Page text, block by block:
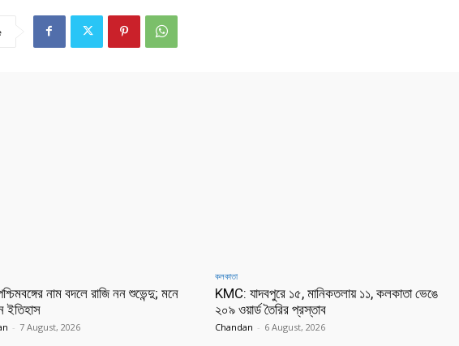
নাম বদলে রাজি নন শুভেন্দু; মনে
ইতিহাস
- 7 August, 2026
কলকাতা
KMC: যাদবপুরে ১৫, মানিকতলায় ১১, কলকাতা ভেঙে
২০৯ ওয়ার্ড তৈরির প্রস্তাব
Chandan - 6 August, 2026